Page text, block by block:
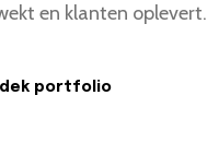
en klanten oplevert.
portfolio